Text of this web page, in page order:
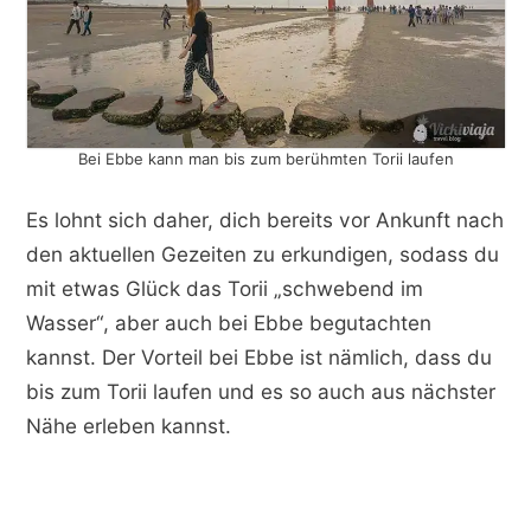
Bei Ebbe kann man bis zum berühmten Torii laufen
Es lohnt sich daher, dich bereits vor Ankunft nach
den aktuellen Gezeiten zu erkundigen, sodass du
mit etwas Glück das Torii „schwebend im
Wasser“, aber auch bei Ebbe begutachten
kannst. Der Vorteil bei Ebbe ist nämlich, dass du
bis zum Torii laufen und es so auch aus nächster
Nähe erleben kannst.